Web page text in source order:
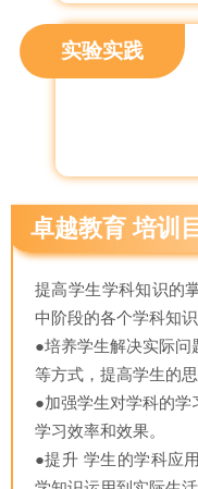
实验实践
卓越教育 培训
提高学生学科知识的
中阶段的各个学科知识
●培养学生解决实际问
等方式，提高学生的
●加强学生对学科的学
学习效率和效果。
●提升 学生的学科应